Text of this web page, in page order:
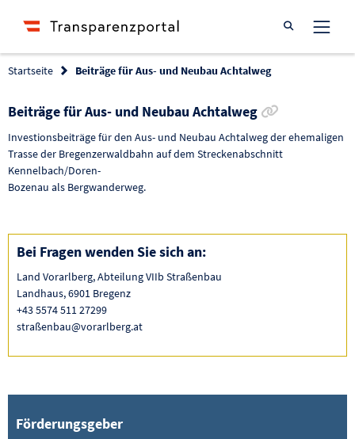
Suche öffnen
Startseite Beiträge für Aus- und Neubau Achtalweg
Beiträge für Aus- und Neubau Achtalweg
Investionsbeiträge für den Aus- und Neubau Achtalweg der ehemaligen
Trasse der Bregenzerwaldbahn auf dem Streckenabschnitt
Kennelbach/Doren-
Bozenau als Bergwanderweg.
Bei Fragen wenden Sie sich an:
Land Vorarlberg, Abteilung VIIb Straßenbau
Landhaus, 6901 Bregenz
+43 5574 511 27299
straßenbau@vorarlberg.at
Förderungsgeber